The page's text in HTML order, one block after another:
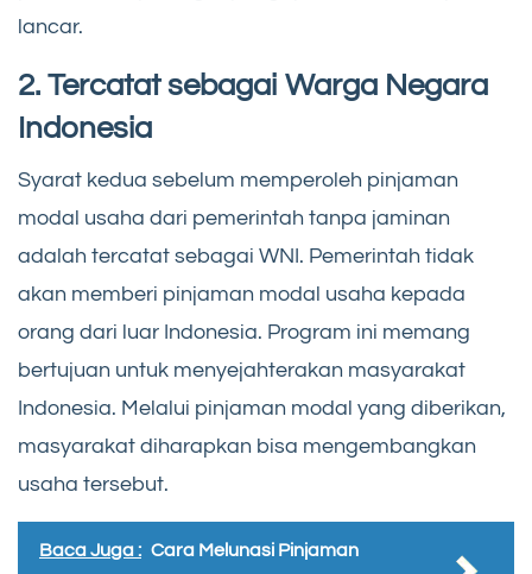
lancar.
2. Tercatat sebagai Warga Negara
Indonesia
Syarat kedua sebelum memperoleh pinjaman
modal usaha dari pemerintah tanpa jaminan
adalah tercatat sebagai WNI. Pemerintah tidak
akan memberi pinjaman modal usaha kepada
orang dari luar Indonesia. Program ini memang
bertujuan untuk menyejahterakan masyarakat
Indonesia. Melalui pinjaman modal yang diberikan,
masyarakat diharapkan bisa mengembangkan
usaha tersebut.
Baca Juga : Cara Melunasi Pinjaman